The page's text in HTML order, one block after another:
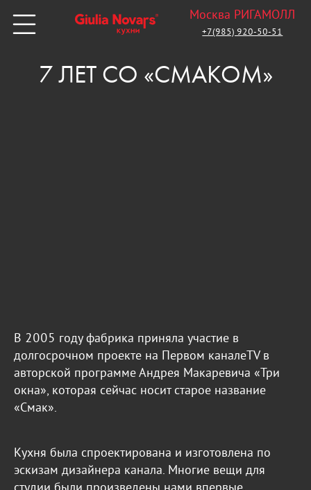
Москва РИГАМОЛЛ
+7(985) 920-50-51
7 ЛЕТ СО «СМАКОМ»
В 2005 году фабрика приняла участие в
долгосрочном проекте на Первом каналеTV в
авторской программе Андрея Макаревича «Три
окна», которая сейчас носит старое название
«Смак».
Кухня была спроектирована и изготовлена по
эскизам дизайнера канала. Многие вещи для